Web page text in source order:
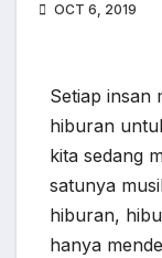
OCT 6, 2019
Setiap insan
hiburan
kita sedang
satunya
hiburan,
hanya